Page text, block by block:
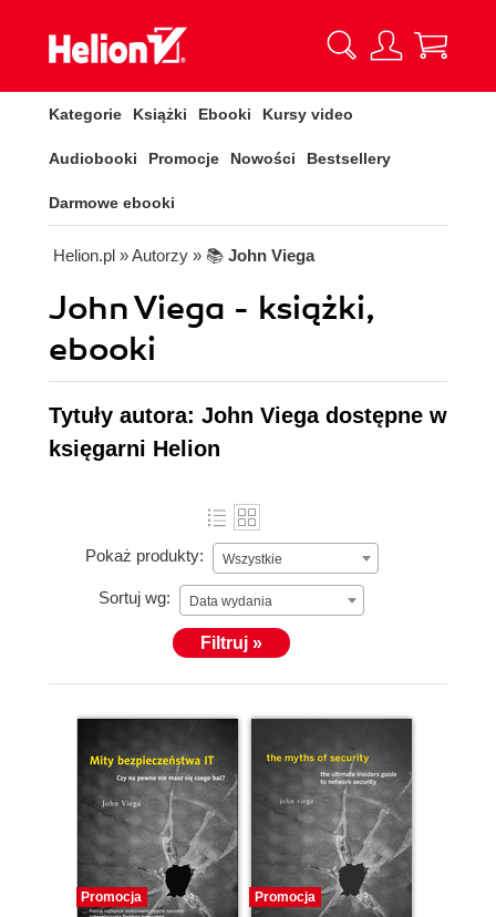
Kategorie Książki Ebooki Kursy video
Audiobooki Promocje Nowości Bestsellery
Darmowe ebooki
Helion.pl » Autorzy » 📚 John Viega
John Viega - książki,
ebooki
Tytuły autora: John Viega dostępne w
księgarni Helion
Pokaż produkty: Wszystkie
Sortuj wg: Data wydania
Filtruj »
Promocja Promocja